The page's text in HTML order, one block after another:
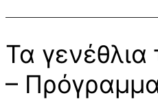
Τα γενέθλια
–